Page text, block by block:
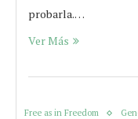
probarla.…
Ver Más
Free as in Freedom